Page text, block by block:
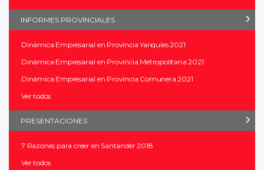
INFORMES PROVINCIALES
Dinámica Empresarial en Provincia Yariquíes 2021
Dinámica Empresarial en Provincia Metropolitana 2021
Dinámica Empresarial en Provincia Comunera 2021
Ver todos
PRESENTACIONES
7 Razones para creer en Santander 2018
Ver todos